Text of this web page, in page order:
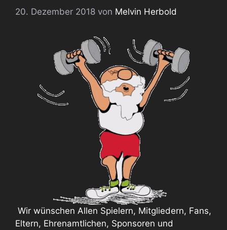
20. Dezember 2018 von Melvin Herbold
Wir wünschen Allen Spielern, Mitgliedern, Fans,
Eltern, Ehrenamtlichen, Sponsoren und